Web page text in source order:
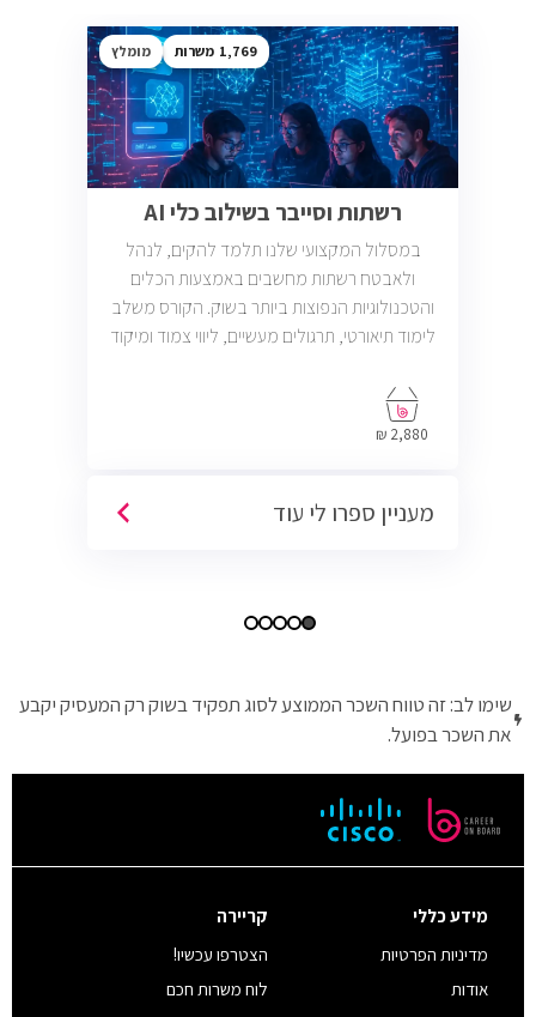
1,769 מומלץ
רשתות וסייבר בשילוב כלי AI
במסלול המקצועי שלנו תלמד להקים, לנהל
ולאבטח רשתות מחשבים באמצעות הכלים
והטכנולוגיות הנפוצות ביותר בשוק. הקורס משלב
לימוד תיאורטי, תרגולים מעשיים, ליווי צמוד ומיקוד
2,880 ₪
מעניין ספרו לי עוד
שימו לב: זה טווח השכר הממוצע לסוג תפקיד בשוק רק המעסיק יקבע
את השכר בפועל.
מידע כללי
מדיניות הפרטיות
אודות
קריירה
הצטרפו עכשיו!
לוח משרות חכם